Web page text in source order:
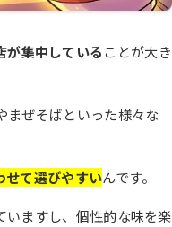
が集中していることが大き
まぜそばといった様々な
せて選びやすいんです。
いますし、個性的な味を楽